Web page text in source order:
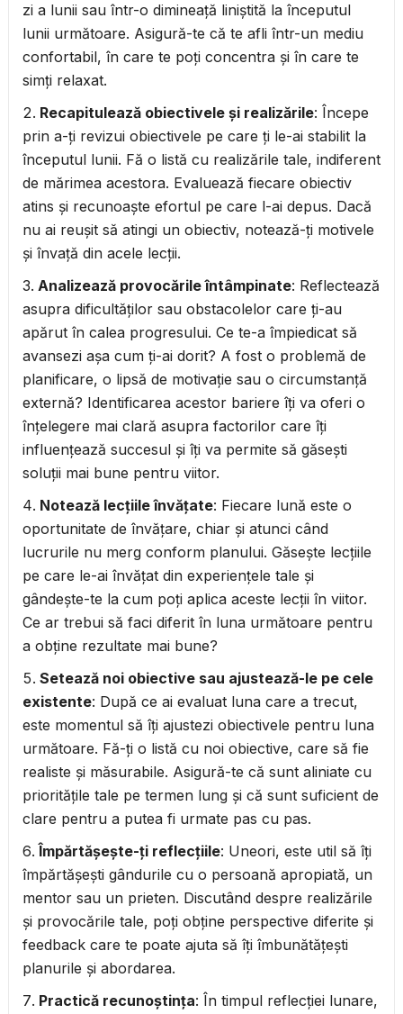
zi a lunii sau într-o dimineață liniștită la începutul
lunii următoare. Asigură-te că te afli într-un mediu
confortabil, în care te poți concentra și în care te
simți relaxat.
Recapitulează obiectivele și realizările: Începe
prin a-ți revizui obiectivele pe care ți le-ai stabilit la
începutul lunii. Fă o listă cu realizările tale, indiferent
de mărimea acestora. Evaluează fiecare obiectiv
atins și recunoaște efortul pe care l-ai depus. Dacă
nu ai reușit să atingi un obiectiv, notează-ți motivele
și învață din acele lecții.
Analizează provocările întâmpinate: Reflectează
asupra dificultăților sau obstacolelor care ți-au
apărut în calea progresului. Ce te-a împiedicat să
avansezi așa cum ți-ai dorit? A fost o problemă de
planificare, o lipsă de motivație sau o circumstanță
externă? Identificarea acestor bariere îți va oferi o
înțelegere mai clară asupra factorilor care îți
influențează succesul și îți va permite să găsești
soluții mai bune pentru viitor.
Notează lecțiile învățate: Fiecare lună este o
oportunitate de învățare, chiar și atunci când
lucrurile nu merg conform planului. Găsește lecțiile
pe care le-ai învățat din experiențele tale și
gândește-te la cum poți aplica aceste lecții în viitor.
Ce ar trebui să faci diferit în luna următoare pentru
a obține rezultate mai bune?
Setează noi obiective sau ajustează-le pe cele
existente: După ce ai evaluat luna care a trecut,
este momentul să îți ajustezi obiectivele pentru luna
următoare. Fă-ți o listă cu noi obiective, care să fie
realiste și măsurabile. Asigură-te că sunt aliniate cu
prioritățile tale pe termen lung și că sunt suficient de
clare pentru a putea fi urmate pas cu pas.
Împărtășește-ți reflecțiile: Uneori, este util să îți
împărtășești gândurile cu o persoană apropiată, un
mentor sau un prieten. Discutând despre realizările
și provocările tale, poți obține perspective diferite și
feedback care te poate ajuta să îți îmbunătățești
planurile și abordarea.
Practică recunoștința: În timpul reflecției lunare,